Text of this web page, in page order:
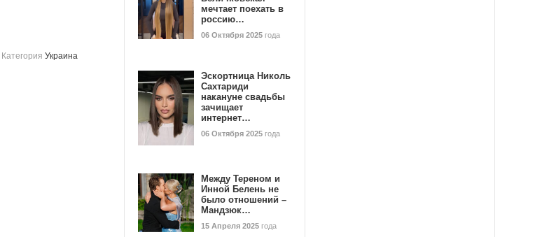
Категория Украина
мечтает поехать в
россию…
06 Октября 2025 года
Эскортница Николь
Сахтариди
накануне свадьбы
зачищает
интернет…
06 Октября 2025 года
Между Тереном и
Инной Белень не
было отношений –
Мандзюк…
15 Апреля 2025 года